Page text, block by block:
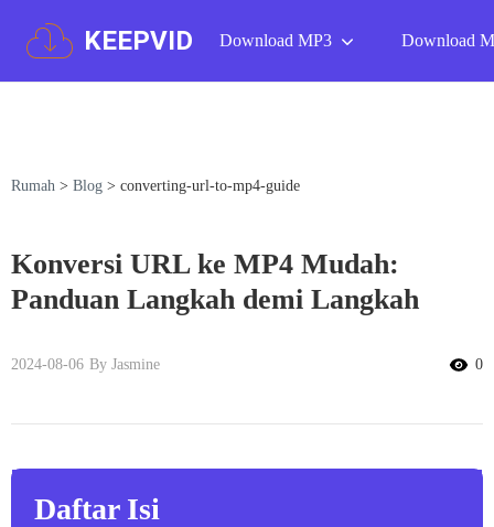
KEEPVID Download MP3 Download
Rumah > Blog > converting-url-to-mp4-guide
Konversi URL ke MP4 Mudah:
Panduan Langkah demi Langkah
2024-08-06 By Jasmine 0
Daftar Isi